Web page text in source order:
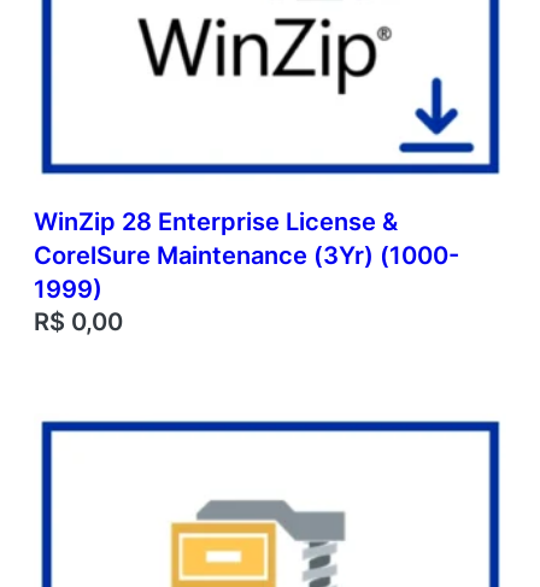
WinZip 28 Enterprise License &
CorelSure Maintenance (3Yr) (1000-
1999)
R$ 0,00